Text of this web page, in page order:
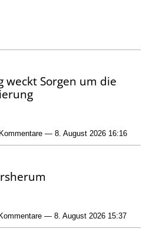
weckt Sorgen um die
Kommentare — 8. August 2026 16:16
Kommentare — 8. August 2026 15:37